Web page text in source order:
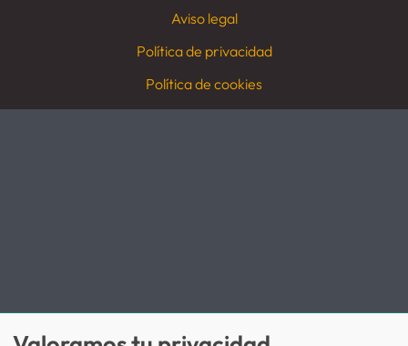
Aviso legal
Política de privacidad
Política de cookies